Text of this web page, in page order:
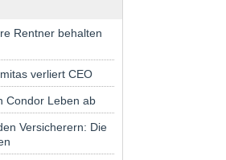
Rentner behalten
verliert CEO
Condor Leben ab
Versicherern: Die